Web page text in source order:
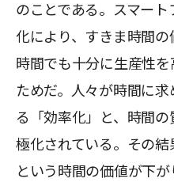
のことである。スマー
化により、すきま時間
時間でも十分に生産性
ためだ。人々が時間に
る「効率化」と、時間
極化されている。その結
という時間の価値が下